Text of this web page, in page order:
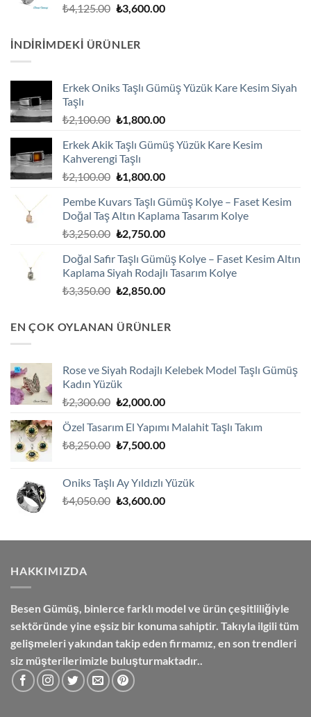
₺4,125.00 Orijinal
₺3,600.00Şu
İNDIRIMDEKI ÜRÜNLER
Erkek Oniks Taşlı Gümüş Yüzük Kare Kesim Siyah
Taşlı
₺2,100.00 Orijinal
₺2,100.00.
₺1,800.00Şu
fiyat:
Erkek Akik Taşlı Gümüş Yüzük Kare Kesim
Kahverengi Taşlı
₺2,100.00 Orijinal
₺2,100.00.
₺1,800.00Şu
fiyat:
₺1,800.00.
Pembe Kuvars Taşlı Gümüş Kolye – Faset Kesim
Doğal Taş Altın Kaplama Tasarım Kolye
₺3,250.00 Orijinal
₺3,250.00.
₺2,750.00Şu
fiyat:
₺2,750.00.
Doğal Safir Taşlı Gümüş Kolye – Faset Kesim Altın
Kaplama Siyah Rodajlı Tasarım Kolye
₺3,350.00 Orijinal
₺3,350.00.
₺2,850.00Şu
₺2,850.00.
EN ÇOK OYLANAN ÜRÜNLER
Rose ve Siyah Rodajlı Kelebek Model Taşlı Gümüş
Kadın Yüzük
₺2,300.00 Orijinal
₺2,300.00.
₺2,000.00Şu
fiyat:
₺2,000.00.
Özel Tasarım El Yapımı Malahit Taşlı Takım
₺8,250.00 Orijinal
₺7,500.00Şu
₺7,500.00.
Oniks Taşlı Ay Yıldızlı Yüzük
₺4,050.00 Orijinal
₺3,600.00Şu
₺3,600.00.
HAKKIMIZDA
Besen Gümüş, binlerce farklı model ve ürün çeşitliliğiyle
sektöründe yine eşsiz bir konuma sahiptir. Takıyla ilgili tüm
gelişmeleri yakından takip eden firmamız, en son trendleri
siz müşterilerimizle buluşturmaktadır..